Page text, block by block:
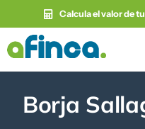
Calcula el valor de
Borja